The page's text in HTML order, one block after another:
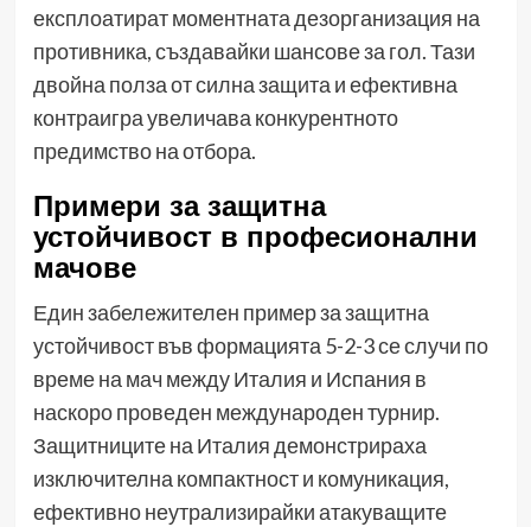
експлоатират моментната дезорганизация на
противника, създавайки шансове за гол. Тази
двойна полза от силна защита и ефективна
контраигра увеличава конкурентното
предимство на отбора.
Примери за защитна
устойчивост в професионални
мачове
Един забележителен пример за защитна
устойчивост във формацията 5-2-3 се случи по
време на мач между Италия и Испания в
наскоро проведен международен турнир.
Защитниците на Италия демонстрираха
изключителна компактност и комуникация,
ефективно неутрализирайки атакуващите